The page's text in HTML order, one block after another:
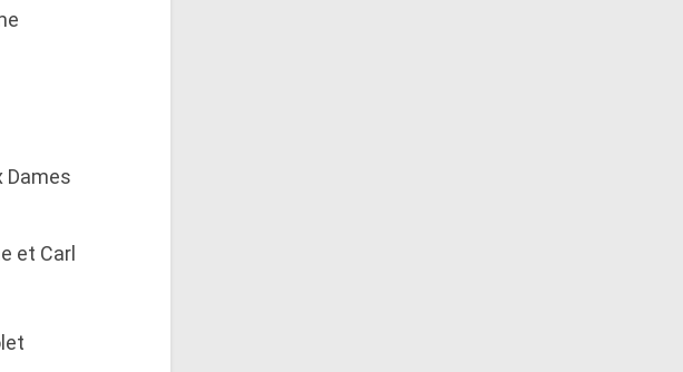
Dames
et Carl